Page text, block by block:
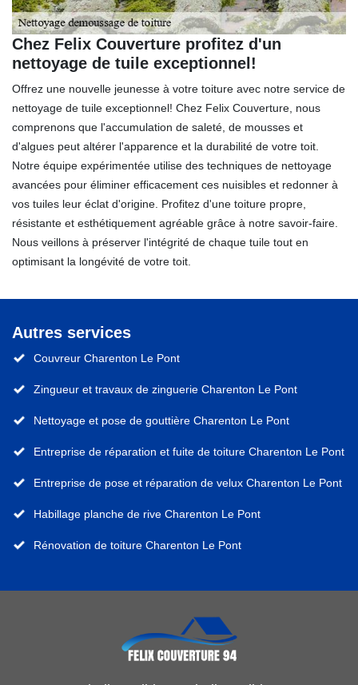
Chez Felix Couverture profitez d'un
nettoyage de tuile exceptionnel!
Offrez une nouvelle jeunesse à votre toiture avec notre service de
nettoyage de tuile exceptionnel! Chez Felix Couverture, nous
comprenons que l'accumulation de saleté, de mousses et
d'algues peut altérer l'apparence et la durabilité de votre toit.
Notre équipe expérimentée utilise des techniques de nettoyage
avancées pour éliminer efficacement ces nuisibles et redonner à
vos tuiles leur éclat d'origine. Profitez d'une toiture propre,
résistante et esthétiquement agréable grâce à notre savoir-faire.
Nous veillons à préserver l'intégrité de chaque tuile tout en
optimisant la longévité de votre toit.
Autres services
Couvreur Charenton Le Pont
Zingueur et travaux de zinguerie Charenton Le Pont
Nettoyage et pose de gouttière Charenton Le Pont
Entreprise de réparation et fuite de toiture Charenton Le Pont
Entreprise de pose et réparation de velux Charenton Le Pont
Habillage planche de rive Charenton Le Pont
Rénovation de toiture Charenton Le Pont